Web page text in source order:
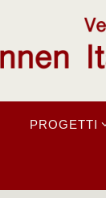
PROGETTI